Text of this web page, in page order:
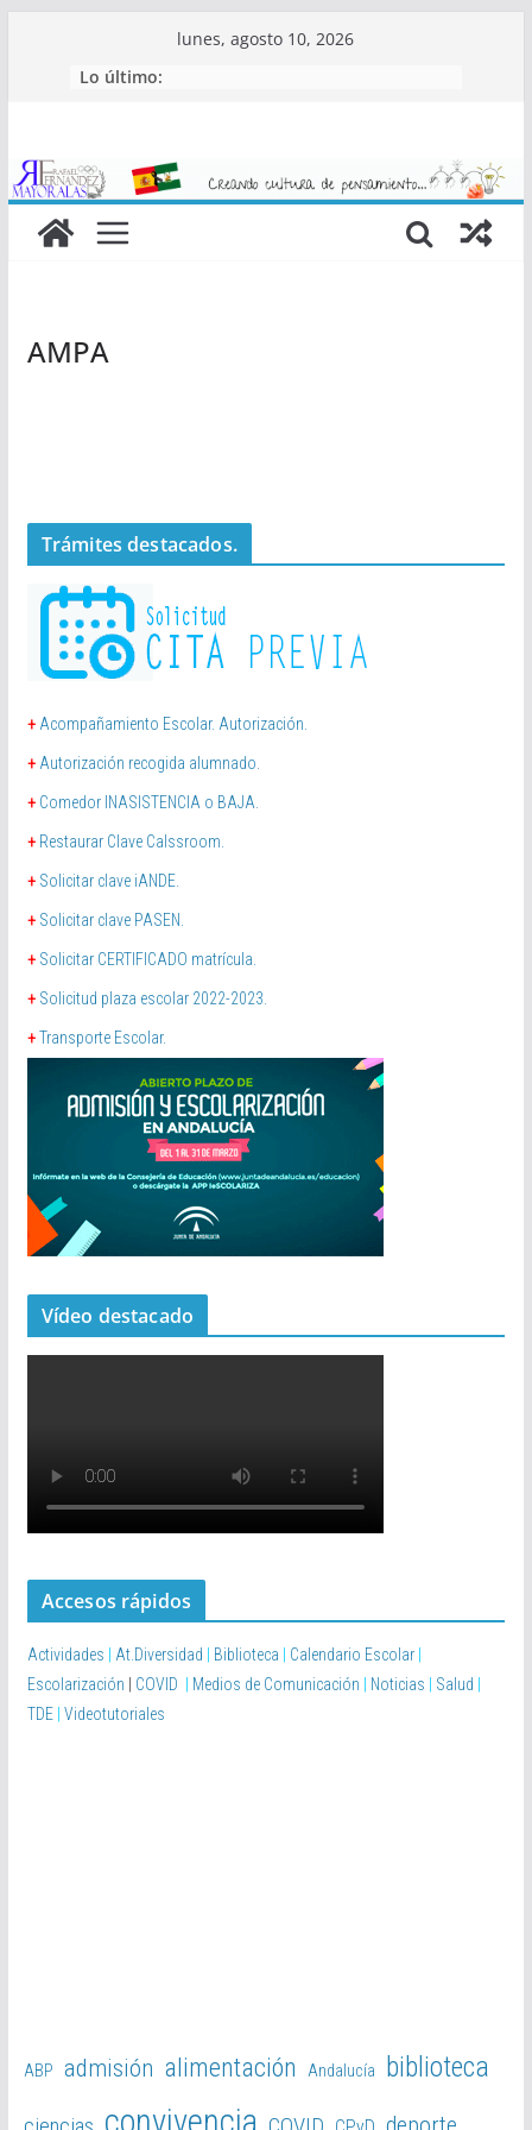
lunes, agosto 10, 2026
Lo último:
AMPA
Trámites destacados.
+ Acompañamiento Escolar. Autorización.
+ Autorización recogida alumnado.
+ Comedor INASISTENCIA o BAJA.
+ Restaurar Clave Calssroom.
+ Solicitar clave iANDE.
+ Solicitar clave PASEN.
+ Solicitar CERTIFICADO matrícula.
+ Solicitud plaza escolar 2022-2023.
+Transporte Escolar.
Vídeo destacado
Accesos rápidos
Actividades At.Diversidad Biblioteca Calendario Escolar
Escolarización
COVID Medios de Comunicación Noticias Salud
TDE Videotutoriales
ABP admisión alimentación Andalucía biblioteca